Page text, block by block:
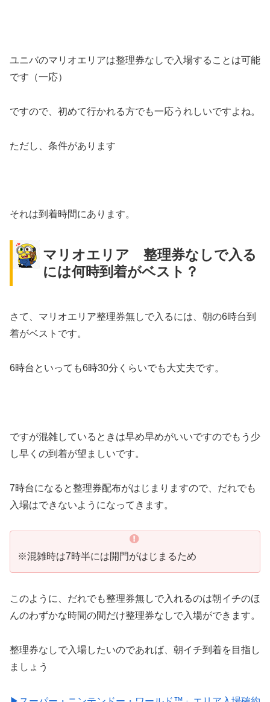
ユニバのマリオエリアは整理券なしで入場することは可能
です（一応）
ですので、初めて行かれる方でも一応うれしいですよね。
ただし、条件があります
それは到着時間にあります。
マリオエリア 整理券なしで入る
には何時到着がベスト？
さて、マリオエリア整理券無しで入るには、朝の6時台到
着がベストです。
6時台といっても6時30分くらいでも大丈夫です。
ですが混雑しているときは早め早めがいいですのでもう少
し早くの到着が望ましいです。
7時台になると整理券配布がはじまりますので、だれでも
入場はできないようになってきます。
※混雑時は7時半には開門がはじまるため
このように、だれでも整理券無しで入れるのは朝イチのほ
んのわずかな時間の間だけ整理券なしで入場ができます。
整理券なしで入場したいのであれば、朝イチ到着を目指し
ましょう